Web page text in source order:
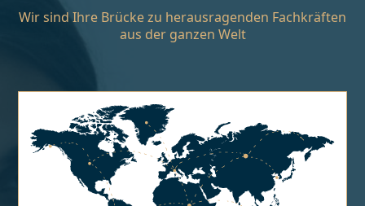
Wir sind Ihre Brücke zu herausragenden Fachkräften
aus der ganzen Welt